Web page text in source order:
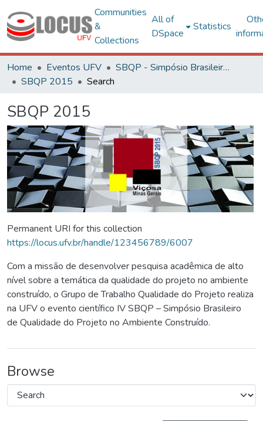
Communities
&
Collections
All of
DSpace
Statistics
Home Eventos UFV
SBQP - Simpósio Brasileiro de Qualidade do Projeto no Ambiente Construído
SBQP 2015
Search
SBQP 2015
Permanent URI for this collection
https://locus.ufv.br/handle/123456789/6007
Com a missão de desenvolver pesquisa acadêmica de alto
nível sobre a temática da qualidade do projeto no ambiente
construído, o Grupo de Trabalho Qualidade do Projeto realiza
na UFV o evento científico IV SBQP – Simpósio Brasileiro
de Qualidade do Projeto no Ambiente Construído.
Browse